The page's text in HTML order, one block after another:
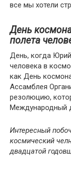
все мы хотели
День
полета
День, когда Юрий
человека в
как День
Ассамблея
резолюцию,
Международный
Интересный
космический
двадцатой